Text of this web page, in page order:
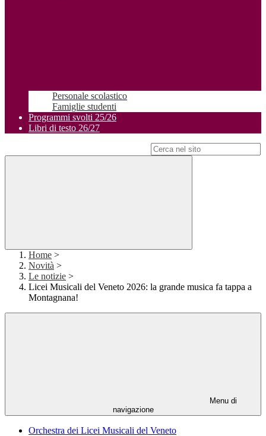
Personale scolastico
Famiglie studenti
Programmi svolti 25/26
Libri di testo 26/27
Home >
Novità >
Le notizie >
Licei Musicali del Veneto 2026: la grande musica fa tappa a
Montagnana!
Menu di
navigazione
Orchestra dei Licei Musicali del Veneto